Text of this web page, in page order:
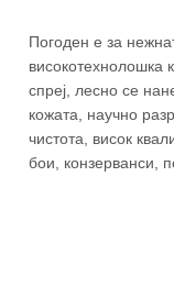
Погоден е за
високотехнолошка
спреј, лесно се
кожата, научно
чистота, висок
бои, конзерванси,